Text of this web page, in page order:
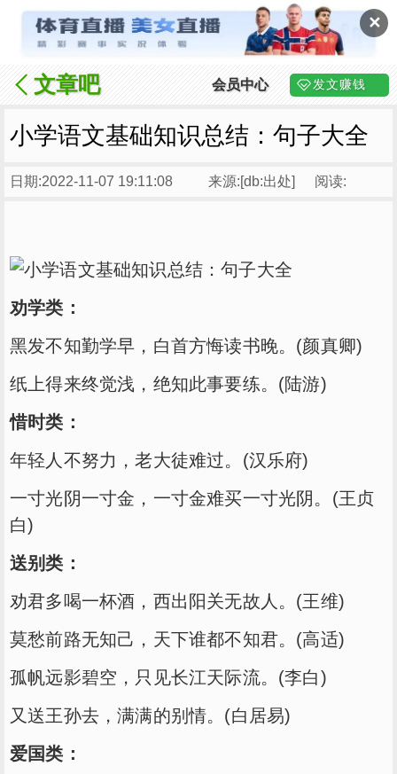
✕
文章吧 会员中心 发文赚钱
小学语文基础知识总结：句子大全
日期:2022-11-07 19:11:08 来源:[db:出处] 阅读:
劝学类：
黑发不知勤学早，白首方悔读书晚。(颜真卿)
纸上得来终觉浅，绝知此事要练。(陆游)
惜时类：
年轻人不努力，老大徒难过。(汉乐府)
一寸光阴一寸金，一寸金难买一寸光阴。(王贞
白)
送别类：
劝君多喝一杯酒，西出阳关无故人。(王维)
莫愁前路无知己，天下谁都不知君。(高适)
孤帆远影碧空，只见长江天际流。(李白)
又送王孙去，满满的别情。(白居易)
爱国类：